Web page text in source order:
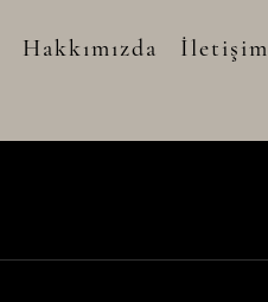
Hakkımızda İletişim